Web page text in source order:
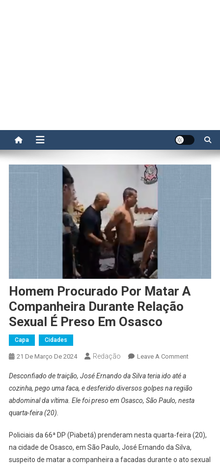
Homem Procurado Por Matar A
Companheira Durante Relação
Sexual É Preso Em Osasco
Capa Cidades
21 De Março De 2024 Redação Leave A CommentOn
Por
Matar
Durante
Relação
Sexual
Desconfiado de traição, José Ernando da Silva teria ido até a
cozinha, pego uma faca, e desferido diversos golpes na região
abdominal da vítima. Ele foi preso em Osasco, São Paulo, nesta
quarta-feira (20).
Policiais da 66ª DP (Piabetá) prenderam nesta quarta-feira (20),
na cidade de Osasco, em São Paulo, José Ernando da Silva,
suspeito de matar a companheira a facadas durante o ato sexual